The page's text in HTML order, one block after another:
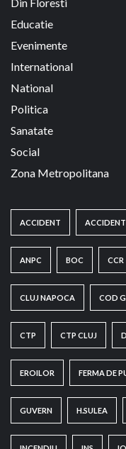
Din Floresti
Educatie
Evenimente
International
National
Politica
Sanatate
Social
Zona Metropolitana
ACCIDENT
ANPC BOC CCR
CLUJ NAPOCA COD
CTP CTP CLUJ
EROILOR FERMA DE
GUVERN H.SULEA